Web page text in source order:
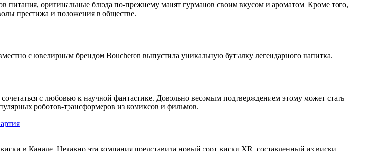
питания, оригинальные блюда по-прежнему манят гурманов своим вкусом и ароматом. Кроме того,
престижа и положения в обществе.
с ювелирным брендом Boucheron выпустила уникальную бутылку легендарного напитка.
с любовью к научной фантастике. Довольно весомым подтверждением этому может стать
роботов-трансформеров из комиксов и фильмов.
в Канаде. Недавно эта компания представила новый сорт виски XR, составленный из виски,